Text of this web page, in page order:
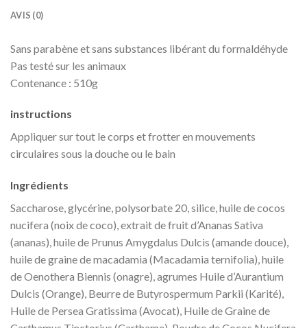
AVIS (0)
Sans parabène et sans substances libérant du formaldéhyde
Pas testé sur les animaux
Contenance : 510g
instructions
Appliquer sur tout le corps et frotter en mouvements
circulaires sous la douche ou le bain
Ingrédients
Saccharose, glycérine, polysorbate 20, silice, huile de cocos
nucifera (noix de coco), extrait de fruit d’Ananas Sativa
(ananas), huile de Prunus Amygdalus Dulcis (amande douce),
huile de graine de macadamia (Macadamia ternifolia), huile
de Oenothera Biennis (onagre), agrumes Huile d’Aurantium
Dulcis (Orange), Beurre de Butyrospermum Parkii (Karité),
Huile de Persea Gratissima (Avocat), Huile de Graine de